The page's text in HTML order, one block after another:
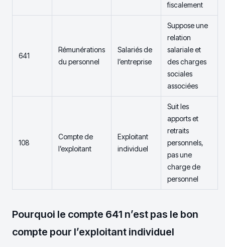
fiscalement
641
Rémunérations
du personnel
Salariés de
l’entreprise
Suppose une
relation
salariale et
des charges
sociales
associées
108
Compte de
l’exploitant
Exploitant
individuel
Suit les
apports et
retraits
personnels,
pas une
charge de
personnel
Pourquoi le compte 641 n’est pas le bon
compte pour l’exploitant individuel